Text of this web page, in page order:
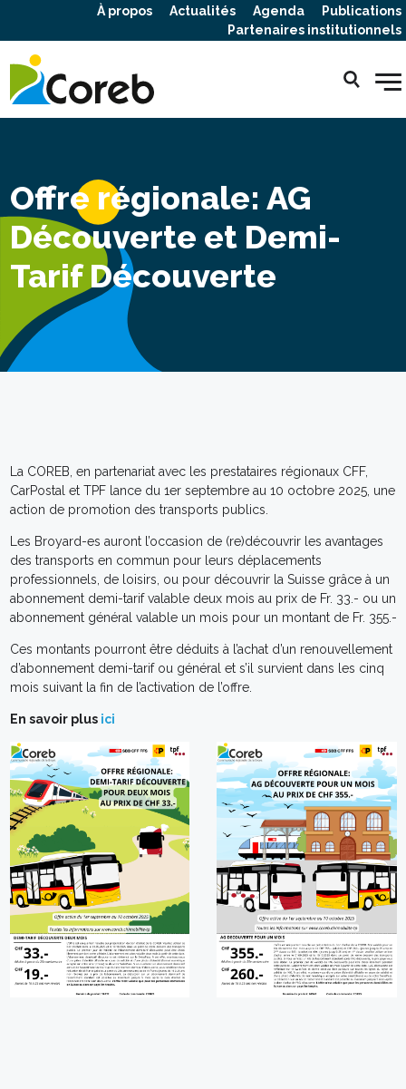
À propos Actualités Agenda
Publications
Partenaires institutionnels
Offre régionale: AG
Découverte et Demi-
Tarif Découverte
La COREB, en partenariat avec les prestataires régionaux CFF,
CarPostal et TPF lance du 1er septembre au 10 octobre 2025, une
action de promotion des transports publics.
Les Broyard-es auront l’occasion de (re)découvrir les avantages
des transports en commun pour leurs déplacements
professionnels, de loisirs, ou pour découvrir la Suisse grâce à un
abonnement demi-tarif valable deux mois au prix de Fr. 33.- ou un
abonnement général valable un mois pour un montant de Fr. 355.-
Ces montants pourront être déduits à l’achat d’un renouvellement
d’abonnement demi-tarif ou général et s’il survient dans les cinq
mois suivant la fin de l’activation de l’offre.
En savoir plus ici